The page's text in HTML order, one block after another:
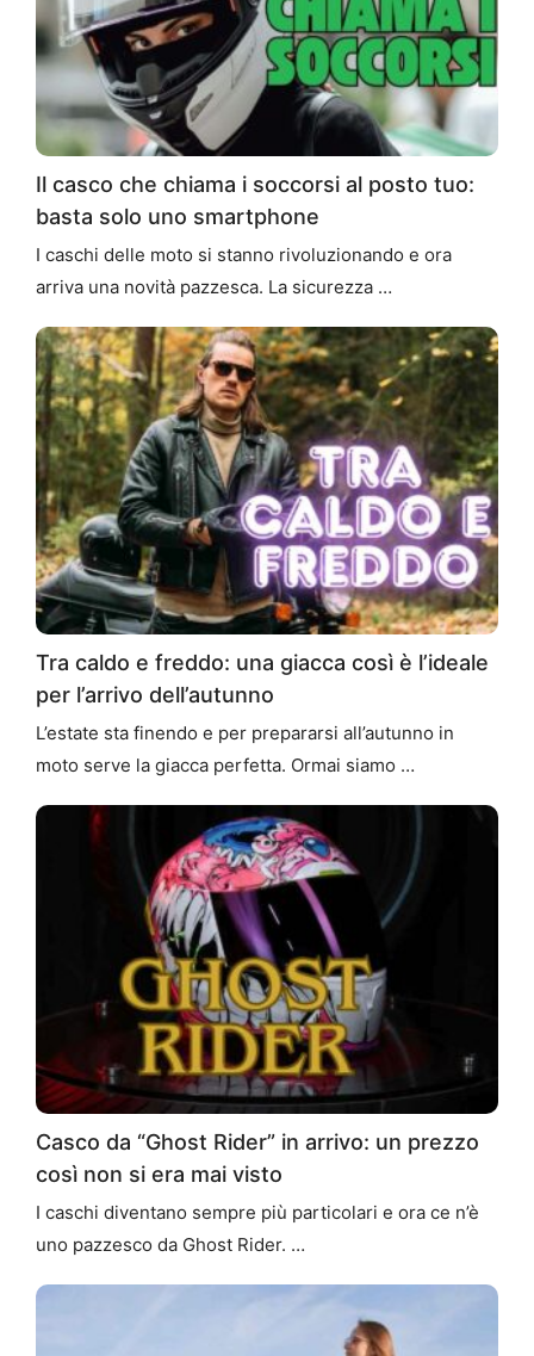
Il casco che chiama i soccorsi al posto tuo:
basta solo uno smartphone
I caschi delle moto si stanno rivoluzionando e ora
arriva una novità pazzesca. La sicurezza …
Tra caldo e freddo: una giacca così è l’ideale
per l’arrivo dell’autunno
L’estate sta finendo e per prepararsi all’autunno in
moto serve la giacca perfetta. Ormai siamo …
Casco da “Ghost Rider” in arrivo: un prezzo
così non si era mai visto
I caschi diventano sempre più particolari e ora ce n’è
uno pazzesco da Ghost Rider. …